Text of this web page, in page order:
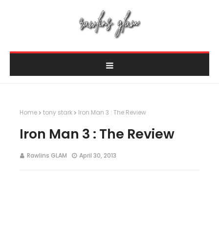
Home tony stark Iron Man 3 : The Review
Iron Man 3 : The Review
Rawlins GLAM April 30, 2013